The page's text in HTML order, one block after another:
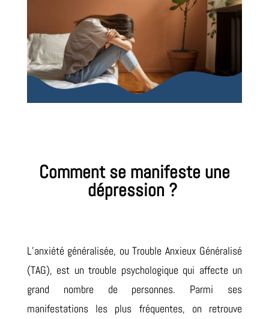
Comment se manifeste une
dépression ?
L’anxiété généralisée, ou Trouble Anxieux Généralisé
(TAG), est un trouble psychologique qui affecte un
grand nombre de personnes. Parmi ses
manifestations les plus fréquentes, on retrouve